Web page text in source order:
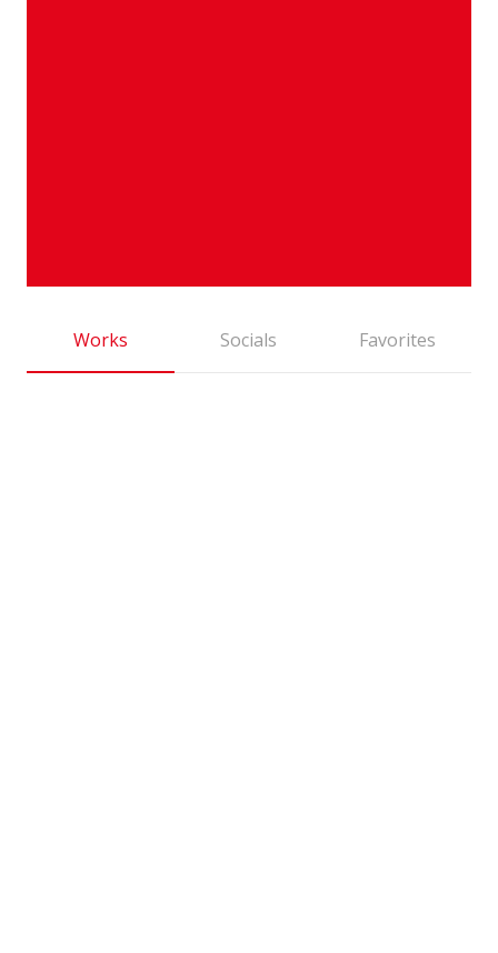
Works Socials Favorites